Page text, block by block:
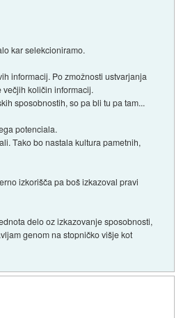
kar selekcioniramo.
informacij. Po zmožnosti ustvarjanja
količin informacij.
sposobnostih, so pa bli tu pa tam...
potenciala.
Tako bo nastala kultura pametnih,
izkorišča pa boš izkazoval pravi
delo oz izkazovanje sposobnosti,
genom na stopničko višje kot